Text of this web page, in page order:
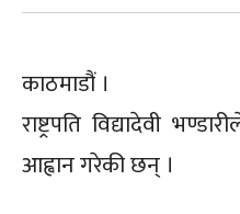
काठमाडौं ।
राष्ट्रपति विद्यादेवी
आह्वान गरेकी छन् ।